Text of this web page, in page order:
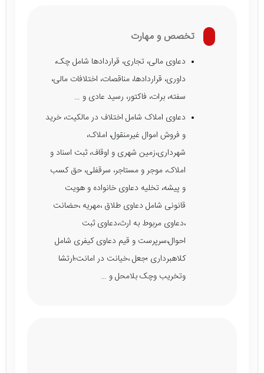
تخصص و مهارت
دعاوی مالی، تجاری، قراردادها شامل چک،
داوری، قراردادها، مناقصات، اختلافات مالی،
سفته، برات، فاکتور، رسید عادی و …
دعاوی املاک شامل اختلاف در مالکیت، خرید
و فروش اموال غیرمنقول، املاک،
شهرداری،زمین شهری و اوقاف، ثبت اسناد و
املاک، موجر و مستاجر، سرقفلی، حق کسب
و پیشه، تخلیه دعاوی خانواده و هویت
قانونی شامل دعاوی طلاق ،مهریه ،حضانت
،دعاوی مربوط به ارث،دعاوی ثبت
احوال،سرپرست و قیم دعاوی کیفری شامل
کلاهبرداری ؛جعل ،خیانت در امانت؛ارتشا
وتخریب وچک بلامحل و …